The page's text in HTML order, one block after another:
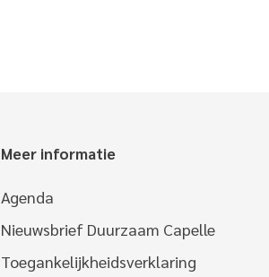
Meer informatie
Agenda
Nieuwsbrief Duurzaam Capelle
Toegankelijkheidsverklaring